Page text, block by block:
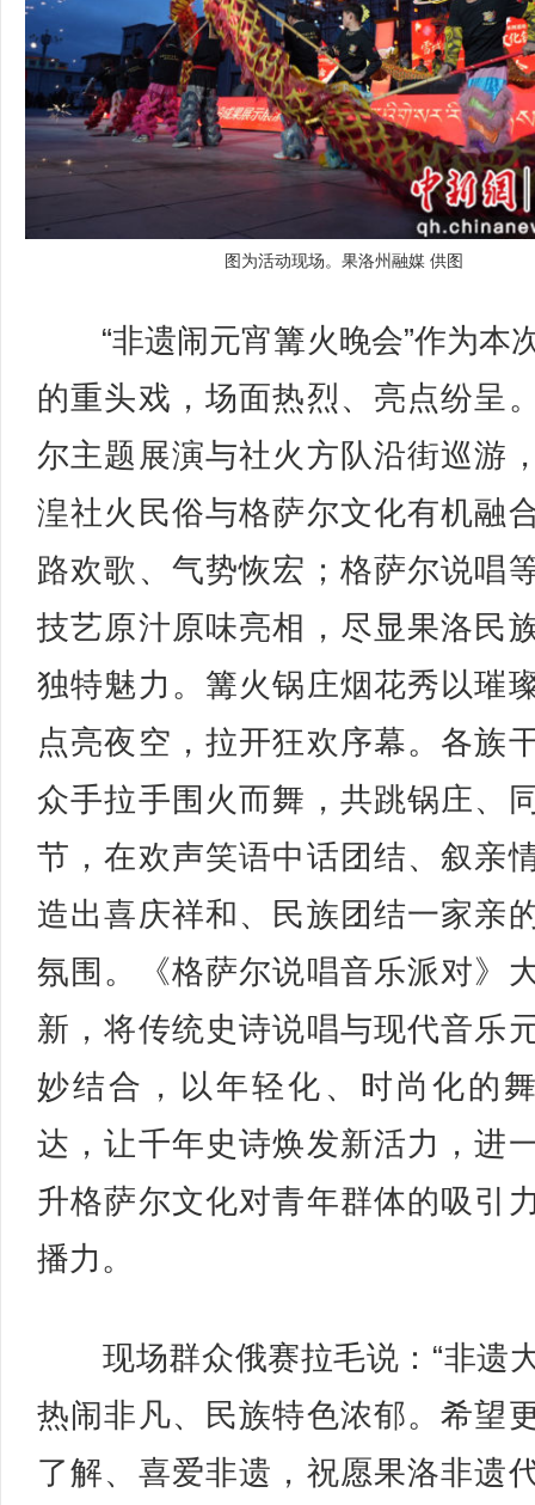
图为活动现场。果洛州融媒 供图
“非遗闹元宵篝火晚会”作为本
的重头戏，场面热烈、亮点纷呈
尔主题展演与社火方队沿街巡游
湟社火民俗与格萨尔文化有机融
路欢歌、气势恢宏；格萨尔说唱
技艺原汁原味亮相，尽显果洛民
独特魅力。篝火锅庄烟花秀以璀
点亮夜空，拉开狂欢序幕。各族
众手拉手围火而舞，共跳锅庄、
节，在欢声笑语中话团结、叙亲
造出喜庆祥和、民族团结一家亲
氛围。《格萨尔说唱音乐派对》
新，将传统史诗说唱与现代音乐
妙结合，以年轻化、时尚化的
达，让千年史诗焕发新活力，进
升格萨尔文化对青年群体的吸引
播力。
现场群众俄赛拉毛说：“非遗
热闹非凡、民族特色浓郁。希望
了解、喜爱非遗，祝愿果洛非遗